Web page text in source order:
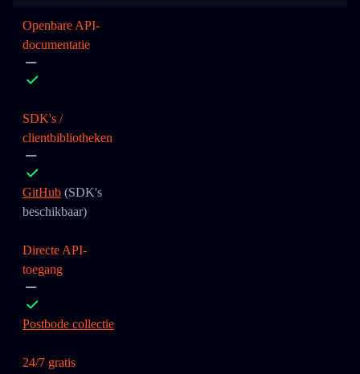
Openbare API-
documentatie
SDK's /
clientbibliotheken
GitHub (SDK's
beschikbaar)
Directe API-
toegang
Postbode collectie
24/7 gratis